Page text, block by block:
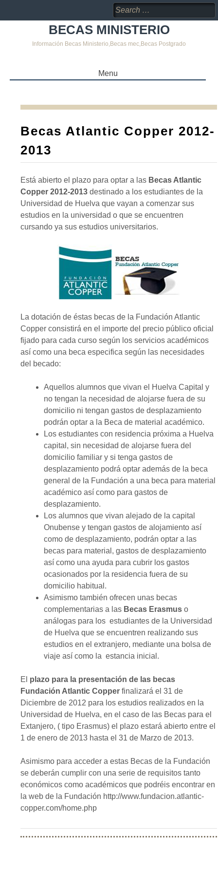
Search
for:
BECAS MINISTERIO
Información Becas Ministerio,Becas mec,Becas Postgrado
Menu
CONTENT
Becas Atlantic Copper 2012-
2013
Está abierto el plazo para optar a las Becas Atlantic
Copper 2012-2013 destinado a los estudiantes de la
Universidad de Huelva que vayan a comenzar sus
estudios en la universidad o que se encuentren
cursando ya sus estudios universitarios.
La dotación de éstas becas de la Fundación Atlantic
Copper consistirá en el importe del precio público oficial
fijado para cada curso según los servicios académicos
así como una beca especifica según las necesidades
del becado:
Aquellos alumnos que vivan el Huelva Capital y
no tengan la necesidad de alojarse fuera de su
domicilio ni tengan gastos de desplazamiento
podrán optar a la Beca de material académico.
Los estudiantes con residencia próxima a Huelva
capital, sin necesidad de alojarse fuera del
domicilio familiar y si tenga gastos de
desplazamiento podrá optar además de la beca
general de la Fundación a una beca para material
académico así como para gastos de
desplazamiento.
Los alumnos que vivan alejado de la capital
Onubense y tengan gastos de alojamiento así
como de desplazamiento, podrán optar a las
becas para material, gastos de desplazamiento
así como una ayuda para cubrir los gastos
ocasionados por la residencia fuera de su
domicilio habitual.
Asimismo también ofrecen unas becas
complementarias a las Becas Erasmus o
análogas para los estudiantes de la Universidad
de Huelva que se encuentren realizando sus
estudios en el extranjero, mediante una bolsa de
viaje así como la estancia inicial.
El plazo para la presentación de las becas
Fundación Atlantic Copper finalizará el 31 de
Diciembre de 2012 para los estudios realizados en la
Universidad de Huelva, en el caso de las Becas para el
Extanjero, ( tipo Erasmus) el plazo estará abierto entre el
1 de enero de 2013 hasta el 31 de Marzo de 2013.
Asimismo para acceder a estas Becas de la Fundación
se deberán cumplir con una serie de requisitos tanto
económicos como académicos que podréis encontrar en
la web de la Fundación http://www.fundacion.atlantic-
copper.com/home.php